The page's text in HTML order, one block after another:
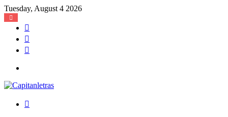
Tuesday, August 4 2026